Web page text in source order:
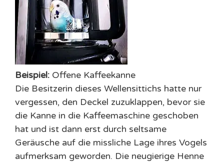
Beispiel: Offene Kaffeekanne
Die Besitzerin dieses Wellensittichs hatte nur
vergessen, den Deckel zuzuklappen, bevor sie
die Kanne in die Kaffeemaschine geschoben
hat und ist dann erst durch seltsame
Geräusche auf die missliche Lage ihres Vogels
aufmerksam geworden. Die neugierige Henne